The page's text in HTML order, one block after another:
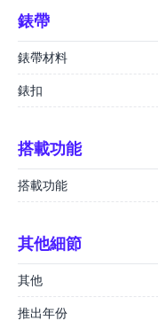
錶帶
錶帶材料
錶扣
搭載功能
搭載功能
其他細節
其他
推出年份